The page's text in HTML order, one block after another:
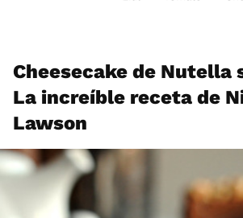
Cheesecake de Nutella
La increíble receta de
Lawson